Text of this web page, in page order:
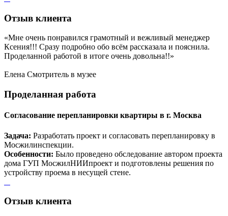
Отзыв клиента
«Мне очень понравился грамотный и вежливый менеджер
Ксения!!! Сразу подробно обо всём рассказала и пояснила.
Проделанной работой в итоге очень довольна!!»
Елена Смотритель в музее
Проделанная работа
Согласование перепланировки квартиры в г. Москва
Задача: Разработать проект и согласовать перепланировку в
Мосжилинспекции.
Особенности: Было проведено обследование автором проекта
дома ГУП МосжилНИИпроект и подготовлены решения по
устройству проема в несущей стене.
Отзыв клиента